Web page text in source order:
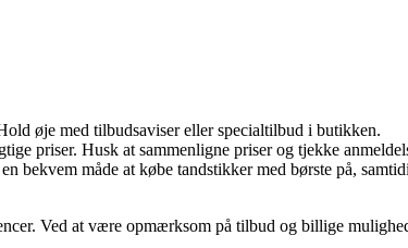
øje med tilbudsaviser eller specialtilbud i butikken.
priser. Husk at sammenligne priser og tjekke
bekvem måde at købe tandstikker med børste på,
Ved at være opmærksom på tilbud og billige